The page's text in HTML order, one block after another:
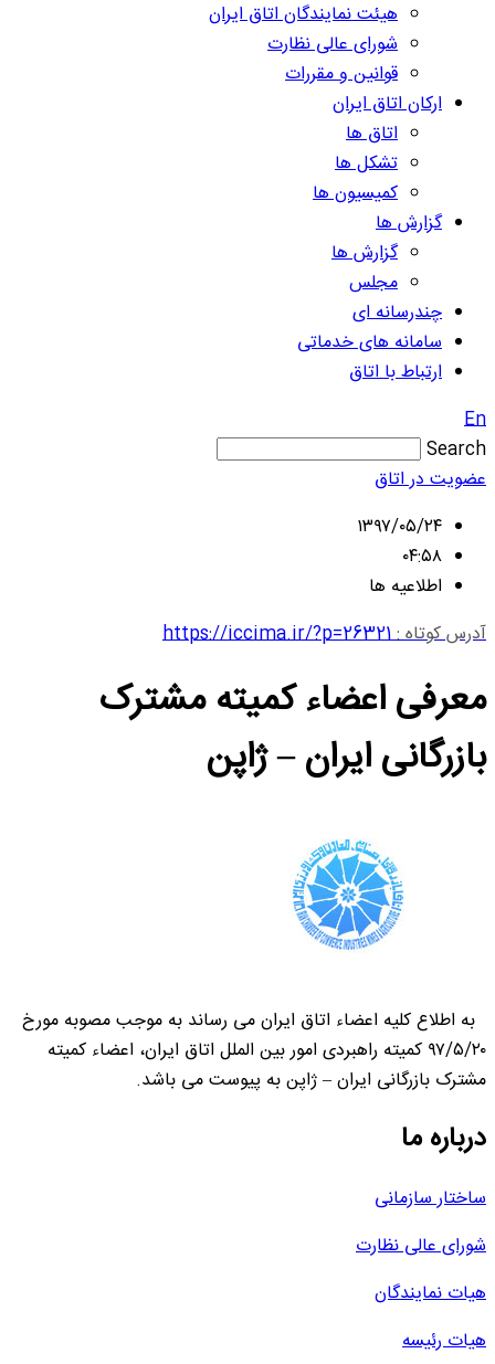
هیئت نمایندگان اتاق ایران
شورای عالی نظارت
قوانین و مقررات
ارکان اتاق ایران
اتاق ها
تشکل ها
کمیسیون ها
گزارش ها
گزارش ها
مجلس
چندرسانه ای
سامانه های خدماتی
ارتباط با اتاق
En
Search
عضویت در اتاق
۱۳۹۷/۰۵/۲۴
۰۴:۵۸
اطلاعیه ها
آدرس کوتاه :https://iccima.ir/?p=26321
معرفی اعضاء کمیته مشترک
بازرگانی ایران – ژاپن
به اطلاع کلیه اعضاء اتاق ایران می رساند به موجب مصوبه مورخ
۹۷/۵/۲۰ کمیته راهبردی امور بین الملل اتاق ایران،‌ اعضاء کمیته
مشترک بازرگانی ایران – ژاپن به پیوست می باشد.
درباره ما
ساختار سازمانی
شورای عالی نظارت
هیات نمایندگان
هیات رئیسه